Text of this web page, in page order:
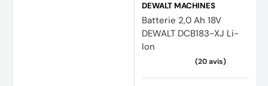
DEWALT MACHINES
Batterie 2,0 Ah 18V
DEWALT DCB183-XJ Li-
Ion